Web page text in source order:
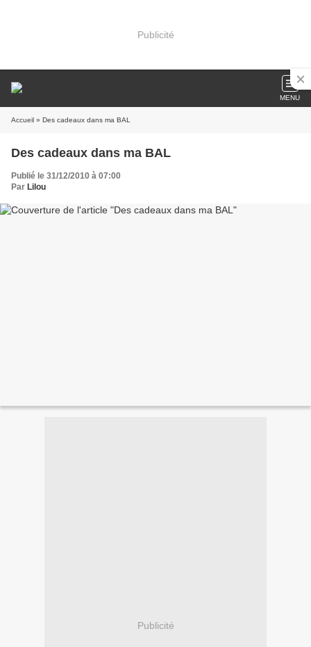
Publicité
MENU
Accueil » Des cadeaux dans ma BAL
Des cadeaux dans ma BAL
Publié le 31/12/2010 à 07:00
Par Lilou
Publicité